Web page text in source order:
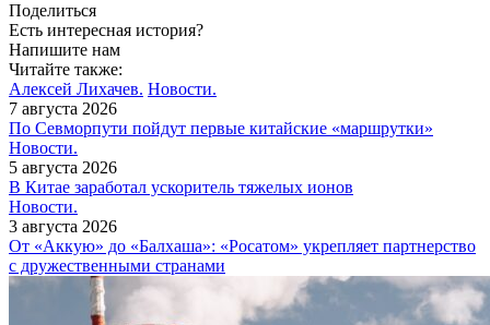
Поделиться
Есть интересная история?
Напишите нам
Читайте также:
Алексей Лихачев. Новости.
7 августа 2026
По Севморпути пойдут первые китайские «маршрутки»
Новости.
5 августа 2026
В Китае заработал ускоритель тяжелых ионов
Новости.
3 августа 2026
От «Аккую» до «Балхаша»: «Росатом» укрепляет партнерство
с дружественными странами